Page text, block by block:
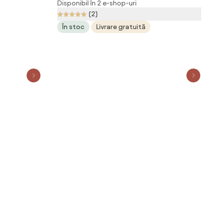
picioare,
grade, suport picioare, textil, Gri
Disponibil în 2 e-shop-uri
(2)
În stoc
Livrare gratuită